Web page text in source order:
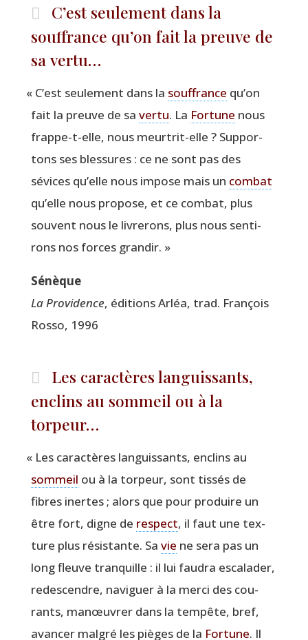
C’est seulement dans la
souffrance qu’on fait la preuve de
sa vertu…
« C’est seule­ment dans la souf­france qu’on
fait la preuve de sa ver­tu. La For­tune nous
frappe-t-elle, nous meur­trit-elle ? Sup­por­
tons ses bles­sures : ce ne sont pas des
sévices qu’elle nous impose mais un com­bat
qu’elle nous pro­pose, et ce com­bat, plus
sou­vent nous le livre­rons, plus nous sen­ti­
rons nos forces grandir. »
Sénèque
La Pro­vi­dence, édi­tions Arléa, trad. Fran­çois
Ros­so, 1996
Les caractères languissants,
enclins au sommeil ou à la
torpeur…
« Les carac­tères lan­guis­sants, enclins au
som­meil ou à la tor­peur, sont tis­sés de
fibres inertes ; alors que pour pro­duire un
être fort, digne de res­pect, il faut une tex­
ture plus résis­tante. Sa vie ne sera pas un
long fleuve tran­quille : il lui fau­dra esca­la­der,
redes­cendre, navi­guer à la mer­ci des cou­
rants, manœu­vrer dans la tem­pête, bref,
avan­cer mal­gré les pièges de la For­tune. Il